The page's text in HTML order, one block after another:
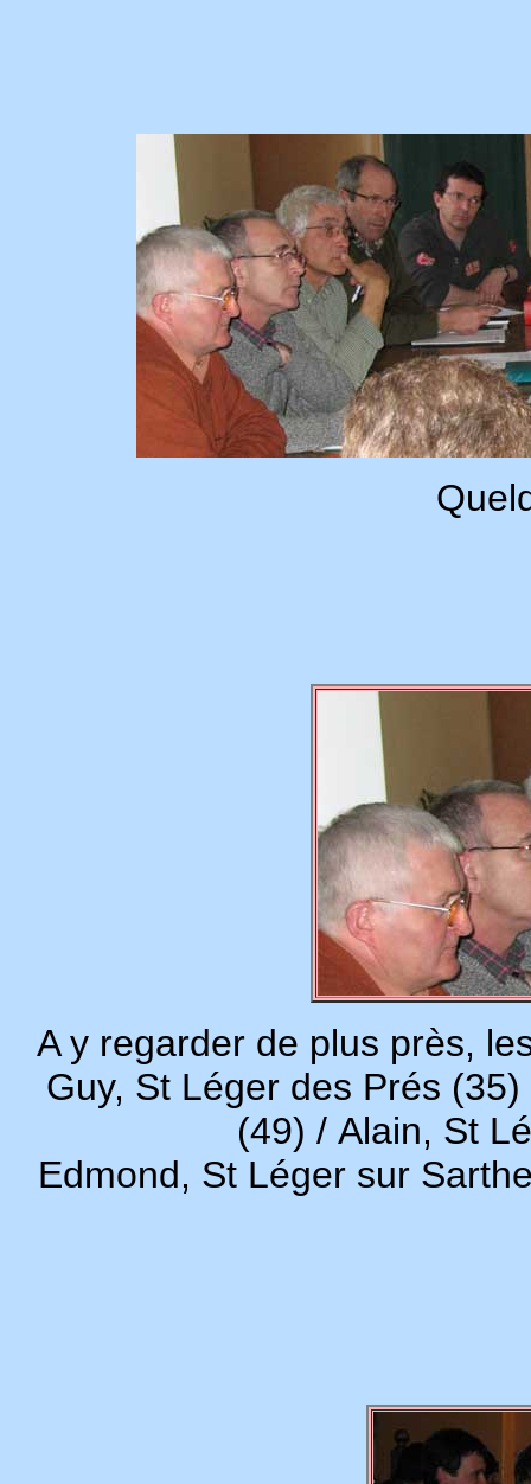
A y regarder de plus près,
Guy, St Léger des Prés
(49) / Alain, St
Edmond, St Léger sur